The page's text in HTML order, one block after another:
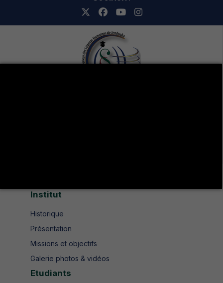
Institut
Historique
Présentation
Missions et objectifs
Galerie photos & vidéos
Etudiants